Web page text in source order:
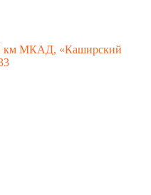
км МКАД, «Каширский